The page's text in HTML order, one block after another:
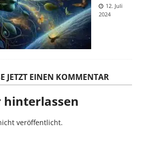
12. Juli
2024
JETZT EINEN KOMMENTAR
veröffentlicht.